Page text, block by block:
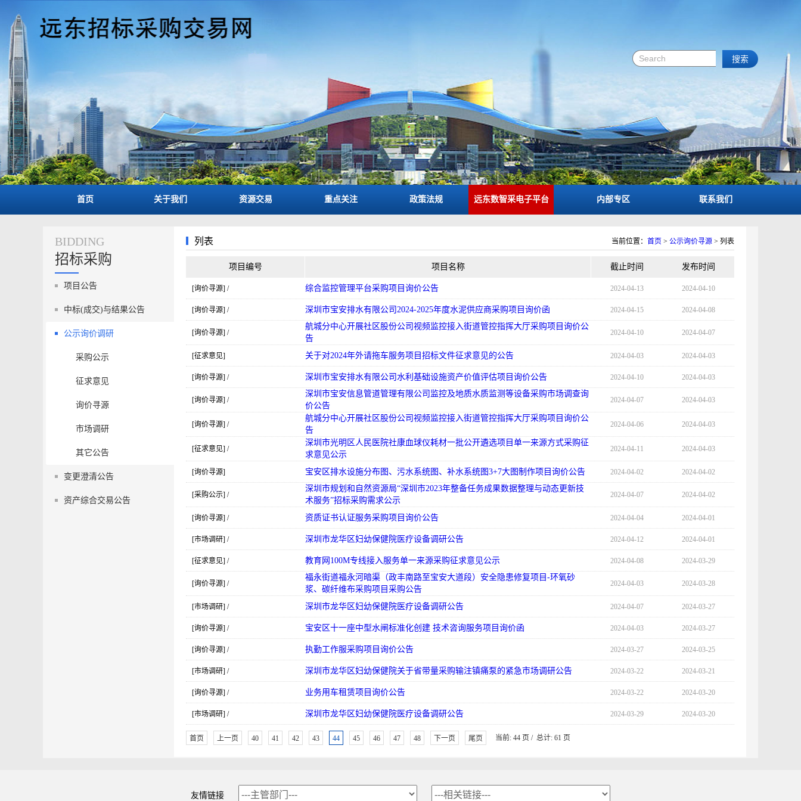
首页 关于我们 资源交易 重点关注 政策法规 远东数智采电子平台 内部专区 联系我们
BIDDING
招标采购
项目公告
中标(成交)与结果公告
公示询价调研
采购公示
征求意见
询价寻源
市场调研
其它公告
变更澄清公告
资产综合交易公告
列表 当前位置： 首页 > 公示询价寻源 > 列表
项目编号 项目名称 截止时间 发布时间
[询价寻源] / 综合监控管理平台采购项目询价公告 2024-04-13 2024-04-10
[询价寻源] / 深圳市宝安排水有限公司2024-2025年度水泥供应商采购项目询价函 2024-04-15 2024-04-08
[询价寻源] /
航城分中心开展社区股份公司视频监控接入街道管控指挥大厅采购项目询价公
告
2024-04-10 2024-04-07
[征求意见] 关于对2024年外请拖车服务项目招标文件征求意见的公告 2024-04-03 2024-04-03
[询价寻源] / 深圳市宝安排水有限公司水利基础设施资产价值评估项目询价公告 2024-04-10 2024-04-03
[询价寻源] /
深圳市宝安信息管道管理有限公司监控及地质水质监测等设备采购市场调查询
价公告
2024-04-07 2024-04-03
[询价寻源] /
航城分中心开展社区股份公司视频监控接入街道管控指挥大厅采购项目询价公
告
2024-04-06 2024-04-03
[征求意见] /
深圳市光明区人民医院社康血球仪耗材一批公开遴选项目单一来源方式采购征
求意见公示
2024-04-11 2024-04-03
[询价寻源] 宝安区排水设施分布图、污水系统图、补水系统图3+7大图制作项目询价公告 2024-04-02 2024-04-02
[采购公示] /
深圳市规划和自然资源局“深圳市2023年整备任务成果数据整理与动态更新技
术服务”招标采购需求公示
2024-04-07 2024-04-02
[询价寻源] / 资质证书认证服务采购项目询价公告 2024-04-04 2024-04-01
[市场调研] / 深圳市龙华区妇幼保健院医疗设备调研公告 2024-04-12 2024-04-01
[征求意见] / 教育网100M专线接入服务单一来源采购征求意见公示 2024-04-08 2024-03-29
[询价寻源] /
福永街道福永河暗渠（政丰南路至宝安大道段）安全隐患修复项目-环氧砂
浆、碳纤维布采购项目采购公告
2024-04-03 2024-03-28
[市场调研] / 深圳市龙华区妇幼保健院医疗设备调研公告 2024-04-07 2024-03-27
[询价寻源] / 宝安区十一座中型水闸标准化创建 技术咨询服务项目询价函 2024-04-03 2024-03-27
[询价寻源] / 执勤工作服采购项目询价公告 2024-03-27 2024-03-25
[市场调研] / 深圳市龙华区妇幼保健院关于省带量采购输注镇痛泵的紧急市场调研公告 2024-03-22 2024-03-21
[询价寻源] / 业务用车租赁项目询价公告 2024-03-22 2024-03-20
[市场调研] / 深圳市龙华区妇幼保健院医疗设备调研公告 2024-03-29 2024-03-20
首页 上一页 40 41 42 43 44 45 46 47 48 下一页 尾页 当前: 44 页 / 总计: 61 页
友情链接